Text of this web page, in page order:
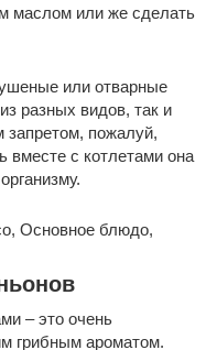
маслом или же сделать
или отварные
разных видов, так и
запретом, пожалуй,
вместе с котлетами она
Основное блюдо,
– это очень
грибным ароматом.